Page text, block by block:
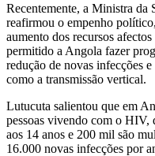
Recentemente, a Ministra
reafirmou o empenho
aumento dos recursos
permitido a Angola fazer
redução de novas infecções
como a transmissão vertical.
Lutucuta salientou que em
pessoas vivendo com o HIV,
aos 14 anos e 200 mil são
16.000 novas infecções por